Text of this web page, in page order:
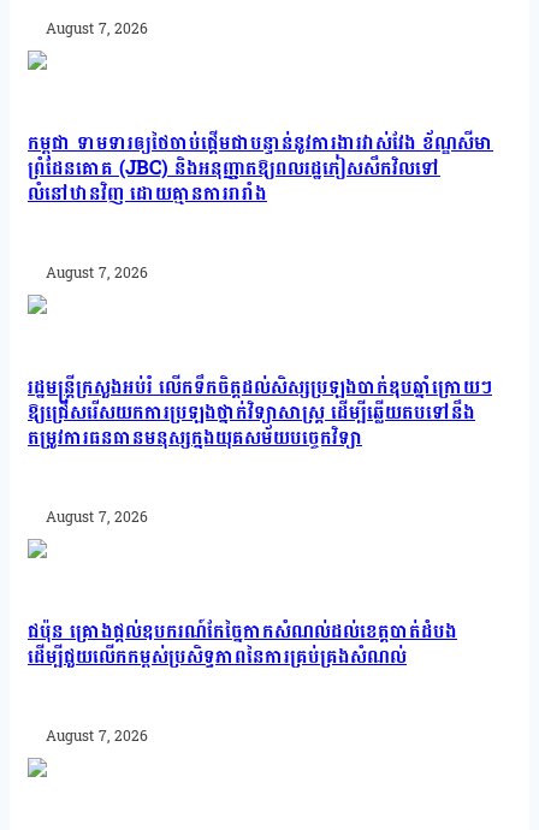
August 7, 2026
កម្ពុជា ទាមទារឲ្យថៃចាប់ផ្តើមជាបន្ទាន់នូវការងារវាស់វែង ខ័ណ្ឌសីមា
ព្រំដែនគោគ (JBC) និងអនុញ្ញាតឱ្យពលរដ្ឋភៀសសឹកវិលទៅ
លំនៅឋានវិញ ដោយគ្មានការរារាំង
August 7, 2026
រដ្ឋមន្រ្តីក្រសួងអប់រំ លើកទឹកចិត្តដល់សិស្សប្រឡងបាក់ឌុបឆ្នាំក្រោយៗ
ឱ្យជ្រើសរើសយកការប្រឡងថ្នាក់វិទ្យាសាស្ត្រ ដើម្បីឆ្លើយតបទៅនឹង
តម្រូវការធនធានមនុស្សក្នុងយុគសម័យបច្ចេកវិទ្យា
August 7, 2026
ជប៉ុន គ្រោងផ្តល់ឧបករណ៍កែច្នៃកាកសំណល់ដល់ខេត្តបាត់ដំបង
ដើម្បីជួយលើកកម្ពស់ប្រសិទ្ធភាពនៃការគ្រប់គ្រងសំណល់
August 7, 2026